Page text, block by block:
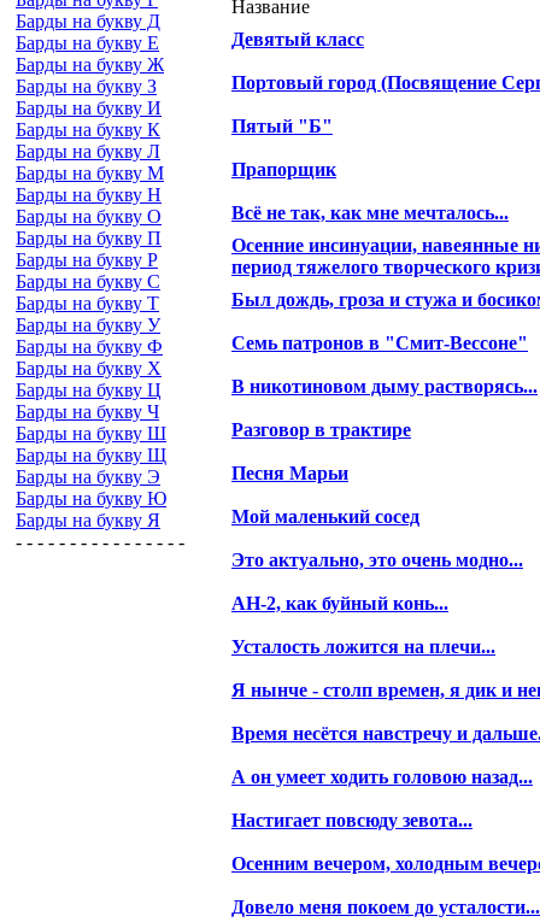
Барды на букву Д
Барды на букву Е
Барды на букву Ж
Барды на букву З
Барды на букву И
Барды на букву К
Барды на букву Л
Барды на букву М
Барды на букву Н
Барды на букву О
Барды на букву П
Барды на букву Р
Барды на букву С
Барды на букву Т
Барды на букву У
Барды на букву Ф
Барды на букву Х
Барды на букву Ц
Барды на букву Ч
Барды на букву Ш
Барды на букву Щ
Барды на букву Э
Барды на букву Ю
Барды на букву Я
- - - - - - - - - - - - - - - -
Название
Девятый класс
Портовый город (Посвящение
Пятый "Б"
Прапорщик
Всё не так, как мне мечталось...
Осенние инсинуации, навеянные
период тяжелого творческого
Был дождь, гроза и стужа и
Семь патронов в "Смит-Вессоне"
В никотиновом дыму растворясь...
Разговор в трактире
Песня Марьи
Мой маленький сосед
Это актуально, это очень модно...
АН-2, как буйный конь...
Усталость ложится на плечи...
Я нынче - столп времен, я дик и
Время несётся навстречу и
А он умеет ходить головою назад...
Настигает повсюду зевота...
Осенним вечером, холодным
Довело меня покоем до усталости...